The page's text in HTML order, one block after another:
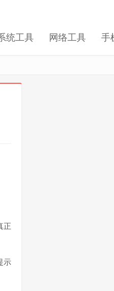
统工具 网络工具 手
正
示